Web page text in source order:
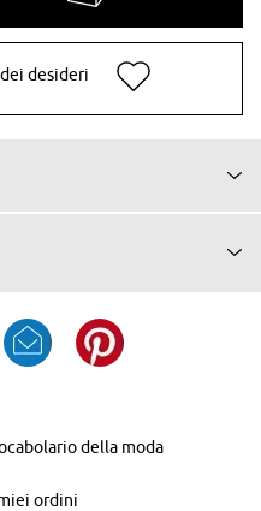
desideri
della moda
ordini